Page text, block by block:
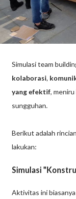
Simulasi team
kolaborasi,
yang efektif,
sungguhan.
Berikut adalah
lakukan:
Simulasi
Aktivitas ini